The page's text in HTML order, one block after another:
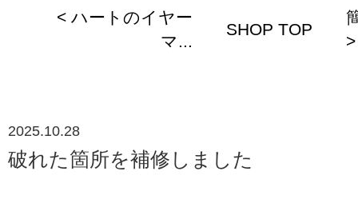
< ハートのイヤー
マ...
SHOP TOP
>
2025.10.28
破れた箇所を補修しました